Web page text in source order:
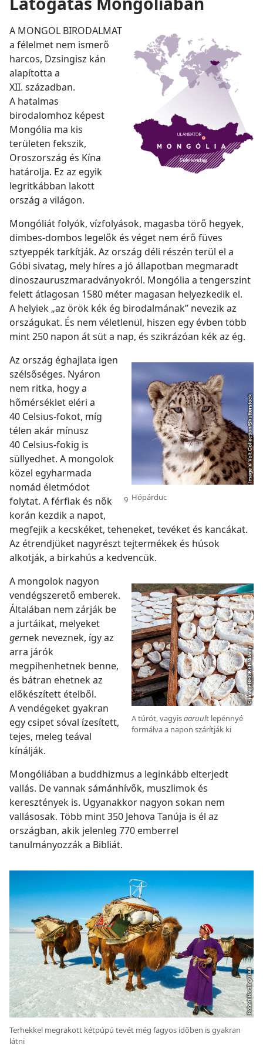
A MONGOL BIRODALMAT
a félelmet nem ismerő
harcos, Dzsingisz kán
alapította a
XII. században.
A hatalmas
birodalomhoz képest
Mongólia ma kis
területen fekszik,
Oroszország és Kína
határolja. Ez az egyik
legritkábban lakott
ország a világon.
Mongóliát folyók, vízfolyások, magasba törő hegyek,
dimbes-dombos legelők és véget nem érő füves
sztyeppék tarkítják. Az ország déli részén terül el a
Góbi sivatag, mely híres a jó állapotban megmaradt
dinoszauruszmaradványokról. Mongólia a tengerszint
felett átlagosan 1580 méter magasan helyezkedik el.
A helyiek „az örök kék ég birodalmának” nevezik az
országukat. És nem véletlenül, hiszen egy évben több
mint 250 napon át süt a nap, és szikrázóan kék az ég.
Hópárduc
Az ország éghajlata igen
szélsőséges. Nyáron
nem ritka, hogy a
hőmérséklet eléri a
40 Celsius-fokot, míg
télen akár mínusz
40 Celsius-fokig is
süllyedhet. A mongolok
közel egyharmada
nomád életmódot
folytat. A férfiak és nők
korán kezdik a napot,
megfejik a kecskéket, teheneket, tevéket és kancákat.
Az étrendjüket nagyrészt tejtermékek és húsok
alkotják, a birkahús a kedvencük.
A túrót, vagyisaaruult lepénnyé
formálva a napon szárítják ki
A mongolok nagyon
vendégszerető emberek.
Általában nem zárják be
a jurtáikat, melyeket
gernek neveznek, így az
arra járók
megpihenhetnek benne,
és bátran ehetnek az
előkészített ételből.
A vendégeket gyakran
egy csipet sóval ízesített,
tejes, meleg teával
kínálják.
Mongóliában a buddhizmus a leginkább elterjedt
vallás. De vannak sámánhívők, muszlimok és
keresztények is. Ugyanakkor nagyon sokan nem
vallásosak. Több mint 350 Jehova Tanúja is él az
országban, akik jelenleg 770 emberrel
tanulmányozzák a Bibliát.
Terhekkel megrakott kétpúpú tevét még fagyos időben is gyakran
látni